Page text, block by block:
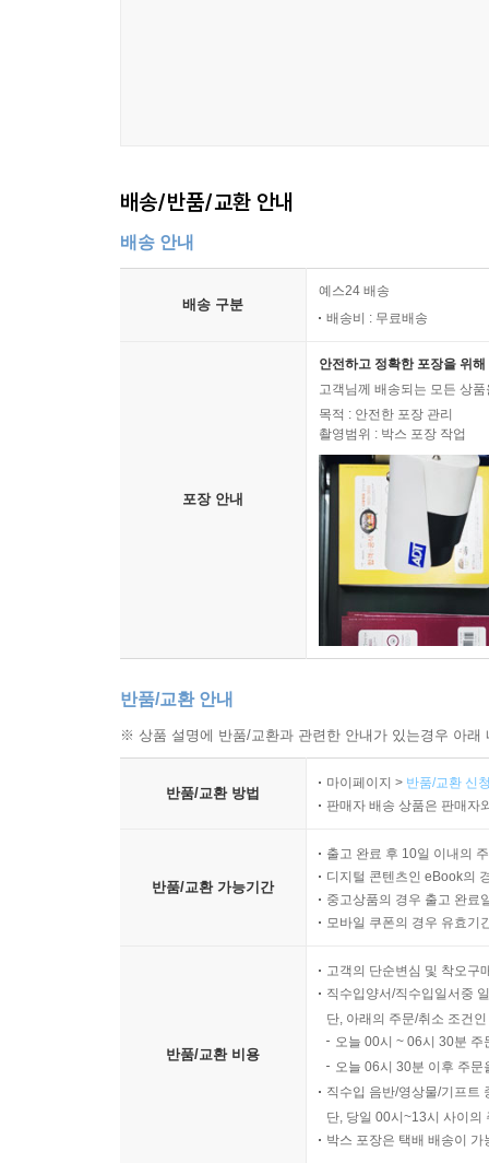
배송/반품/교환 안내
배송 안내
배송 구분
예스24 배송
배송비 : 무료배송
포장 안내
안전하고 정확한 포장을 위
고객님께 배송되는 모든 상
목적 : 안전한 포장 관리
촬영범위 : 박스 포장 작업
반품/교환 안내
※ 상품 설명에 반품/교환과 관련한 안내가 있는경우 아
반품/교환 방법
마이페이지 > 반품/교환 신
판매자 배송 상품은 판매자
반품/교환 가능기간
출고 완료 후 10일 이내의
디지털 콘텐츠인 eBook의
중고상품의 경우 출고 완료
모바일 쿠폰의 경우 유효기
반품/교환 비용
고객의 단순변심 및 착오구
직수입양서/직수입일서중
단, 아래의 주문/취소 조건
오늘 00시 ~ 06시 30분
오늘 06시 30분 이후 주
직수입 음반/영상물/기프트
단, 당일 00시~13시 사이의
박스 포장은 택배 배송이